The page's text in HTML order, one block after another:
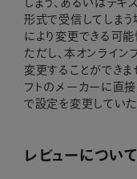
しまう、あるいはテキ
形式で受信してしま
により変更できる可能
ただし、本オンライン
変更することができ
フトのメーカーに直
で設定を変更していた
レビューについて